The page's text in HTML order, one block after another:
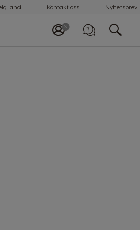
land Kontakt oss Nyhetsbrev